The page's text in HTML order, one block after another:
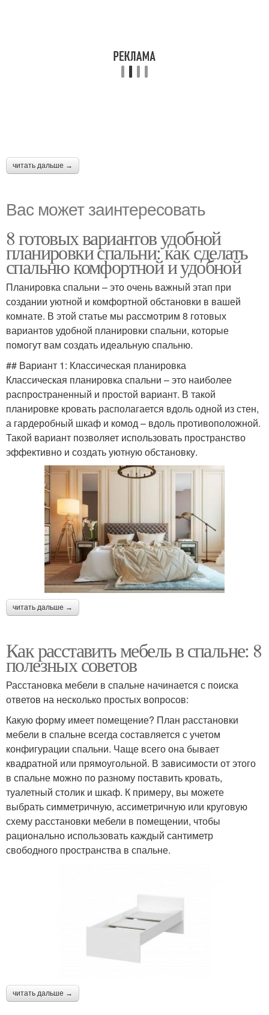
читать дальше →
Вас может заинтересовать
8 готовых вариантов удобной
планировки спальни: как сделать
спальню комфортной и удобной
Планировка спальни – это очень важный этап при
создании уютной и комфортной обстановки в вашей
комнате. В этой статье мы рассмотрим 8 готовых
вариантов удобной планировки спальни, которые
помогут вам создать идеальную спальню.
## Вариант 1: Классическая планировка
Классическая планировка спальни – это наиболее
распространенный и простой вариант. В такой
планировке кровать располагается вдоль одной из стен,
а гардеробный шкаф и комод – вдоль противоположной.
Такой вариант позволяет использовать пространство
эффективно и создать уютную обстановку.
читать дальше →
Как расставить мебель в спальне: 8
полезных советов
Расстановка мебели в спальне начинается с поиска
ответов на несколько простых вопросов:
Какую форму имеет помещение? План расстановки
мебели в спальне всегда составляется с учетом
конфигурации спальни. Чаще всего она бывает
квадратной или прямоугольной. В зависимости от этого
в спальне можно по разному поставить кровать,
туалетный столик и шкаф. К примеру, вы можете
выбрать симметричную, ассиметричную или круговую
схему расстановки мебели в помещении, чтобы
рационально использовать каждый сантиметр
свободного пространства в спальне.
читать дальше →